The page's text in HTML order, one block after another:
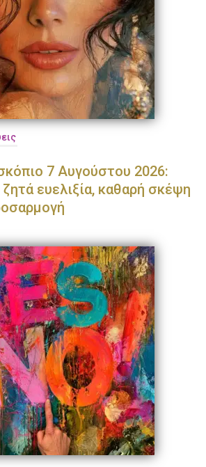
7 Αυγούστου 2026:
ευελιξία, καθαρή σκέψη